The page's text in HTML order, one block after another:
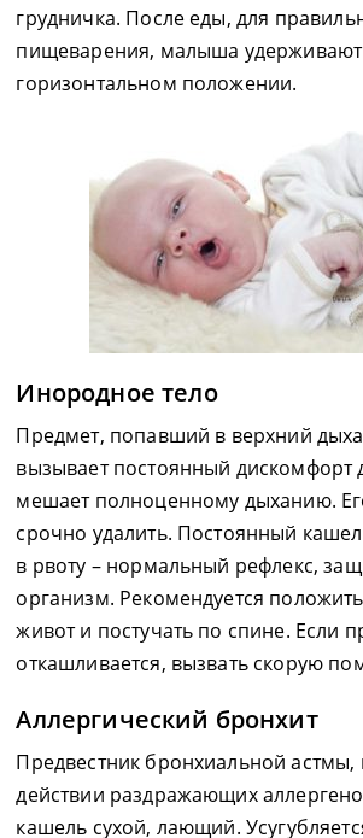
грудничка. После еды, для
пищеварения, малыша
горизонтальном положении.
Инородное тело
Предмет, попавший в верхний
вызывает постоянный дискомфорт
мешает полноценному дыханию.
срочно удалить. Постоянный
в рвоту – нормальный рефлекс,
организм. Рекомендуется
живот и постучать по спине. Если
откашливается, вызвать скорую
Аллергический бронхит
Предвестник бронхиальной
действии раздражающих
кашель сухой, лающий.